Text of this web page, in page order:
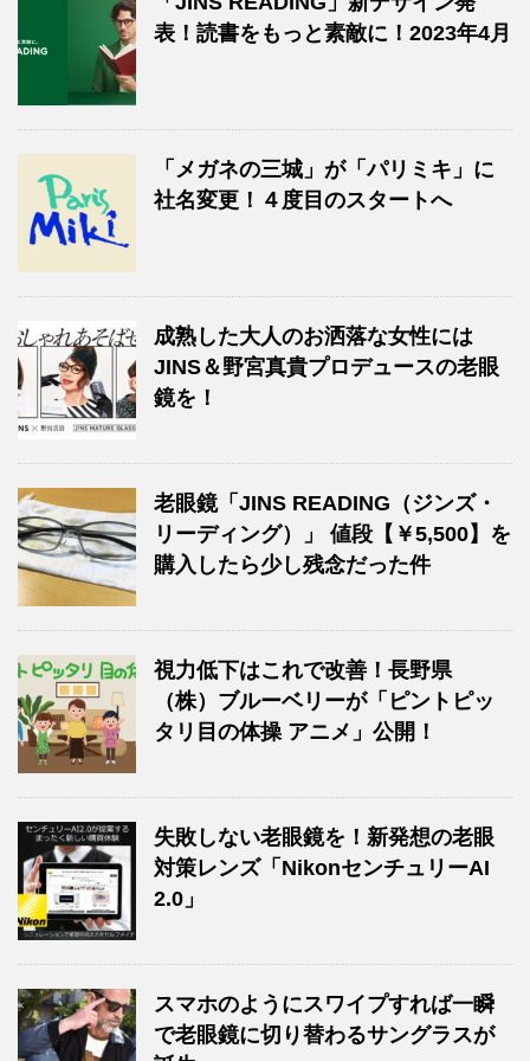
表！読書をもっと素敵に！2023年4月
「メガネの三城」が「パリミキ」に
社名変更！４度目のスタートへ
成熟した大人のお洒落な女性には
JINS＆野宮真貴プロデュースの老眼
鏡を！
老眼鏡「JINS READING（ジンズ・
リーディング）」 値段【￥5,500】を
購入したら少し残念だった件
視力低下はこれで改善！長野県
（株）ブルーベリーが「ピントピッ
タリ目の体操 アニメ」公開！
失敗しない老眼鏡を！新発想の老眼
対策レンズ「NikonセンチュリーAI
2.0」
スマホのようにスワイプすれば一瞬
で老眼鏡に切り替わるサングラスが